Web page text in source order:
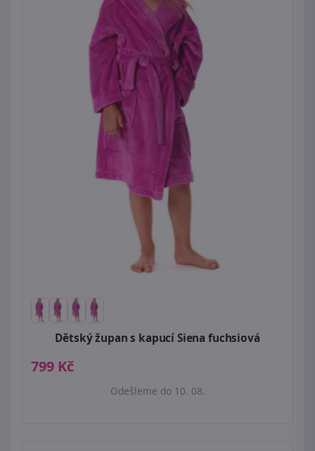
Dětský župan s kapucí Siena fuchsiová
799 Kč
Odešleme do 10. 08.